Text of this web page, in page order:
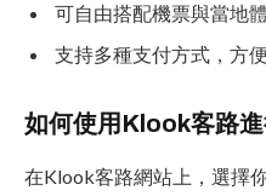
可自由搭配機票與當地
支持多種支付方式，方
如何使用Klook客路
在Klook客路網站上，選擇